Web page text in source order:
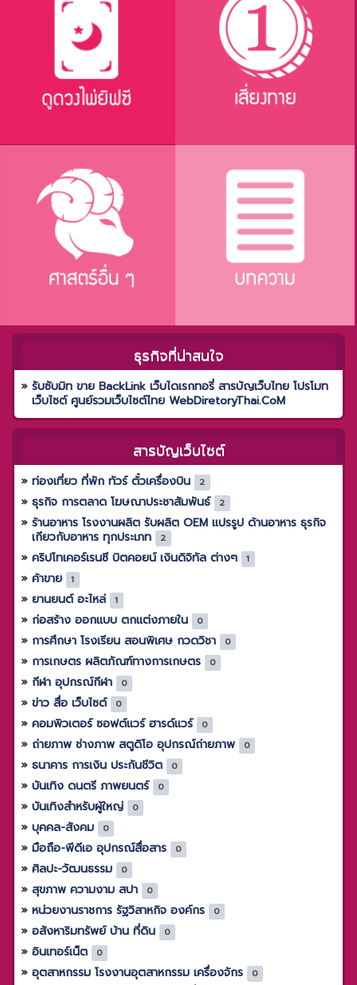
ธุรกิจที่น่าสนใจ
รับซับมิท ขาย BackLink เว็บไดเรกทอรี่ สารบัญเว็บไทย โปรโมท
เว็บไซต์ ศูนย์รวมเว็บไซต์ไทย WebDiretoryThai.CoM
สารบัญเว็บไซต์
ท่องเที่ยว ที่พัก ทัวร์ ตั๋วเครื่องบิน 2
ธุรกิจ การตลาด โฆษณาประชาสัมพันธ์ 2
ร้านอาหาร โรงงานผลิต รับผลิต OEM แปรรูป ด้านอาหาร ธุรกิจ
เกียวกับอาหาร ทุกประเภท
2
คริปโทเคอร์เรนซี บิตคอยน์ เงินดิจิทัล ต่างๆ 1
ค้าขาย 1
ยานยนต์ อะไหล่ 1
ก่อสร้าง ออกแบบ ตกแต่งภายใน 0
การศึกษา โรงเรียน สอนพิเศษ กวดวิชา 0
การเกษตร ผลิตภัณฑ์ทางการเกษตร 0
กีฬา อุปกรณ์กีฬา 0
ข่าว สื่อ เว็บไซต์ 0
คอมพิวเตอร์ ซอฟต์แวร์ ฮารด์แวร์ 0
ถ่ายภาพ ช่างภาพ สตูดิโอ อุปกรณ์ถ่ายภาพ 0
ธนาคาร การเงิน ประกันชีวิต 0
บันเทิง ดนตรี ภาพยนตร์ 0
บันเทิงสำหรับผู้ใหญ่ 0
บุคคล-สังคม 0
มือถือ-พีดีเอ อุปกรณ์สื่อสาร 0
ศิลปะ-วัฒนธรรม 0
สุขภาพ ความงาม สปา 0
หน่วยงานราชการ รัฐวิสาหกิจ องค์กร 0
อสังหาริมทรัพย์ บ้าน ที่ดิน 0
อินเทอร์เน็ต 0
อุตสาหกรรม โรงงานอุตสาหกรรม เครื่องจักร 0